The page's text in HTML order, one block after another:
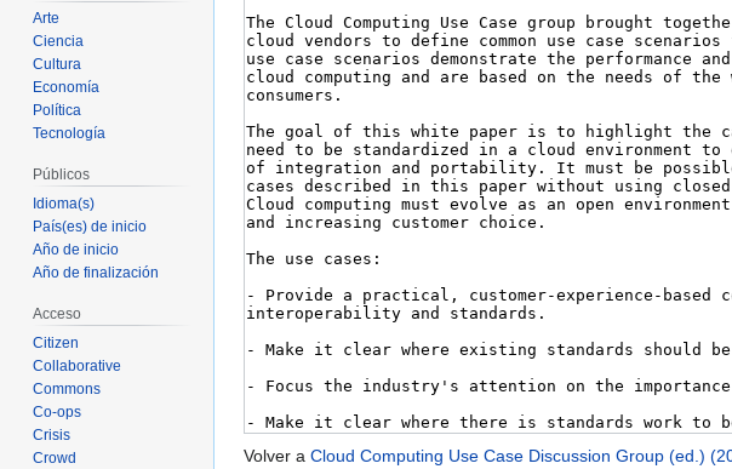
Volver a Cloud Computing Use Case Discussion Group (ed.)
Arte
Ciencia
Cultura
Economía
Política
Tecnología
Públicos
Idioma(s)
País(es) de inicio
Año de inicio
Año de finalización
Acceso
Citizen
Collaborative
Commons
Co-ops
Crisis
Crowd